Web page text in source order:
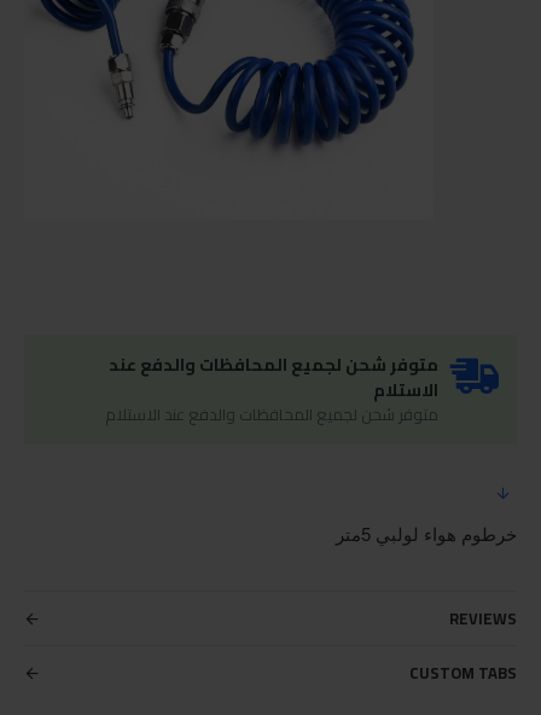
متوفر شحن لجميع المحافظات والدفع عند
الاستلام
متوفر شحن لجميع المحافظات والدفع عند الاستلام
خرطوم هواء لولبي 5متر
REVIEWS
CUSTOM TABS